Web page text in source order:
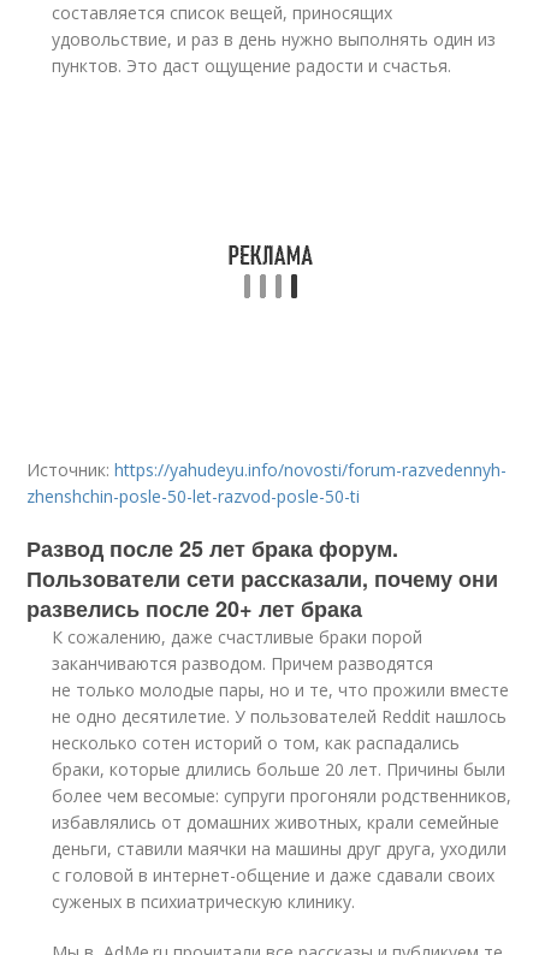
составляется список вещей, приносящих
удовольствие, и раз в день нужно выполнять один из
пунктов. Это даст ощущение радости и счастья.
Источник:https://yahudeyu.info/novosti/forum-razvedennyh-
zhenshchin-posle-50-let-razvod-posle-50-ti
Развод после 25 лет брака форум.
Пользователи сети рассказали, почему они
развелись после 20+ лет брака
К сожалению, даже счастливые браки порой
заканчиваются разводом. Причем разводятся
не только молодые пары, но и те, что прожили вместе
не одно десятилетие. У пользователей Reddit нашлось
несколько сотен историй о том, как распадались
браки, которые длились больше 20 лет. Причины были
более чем весомые: супруги прогоняли родственников,
избавлялись от домашних животных, крали семейные
деньги, ставили маячки на машины друг друга, уходили
с головой в интернет-общение и даже сдавали своих
суженых в психиатрическую клинику.